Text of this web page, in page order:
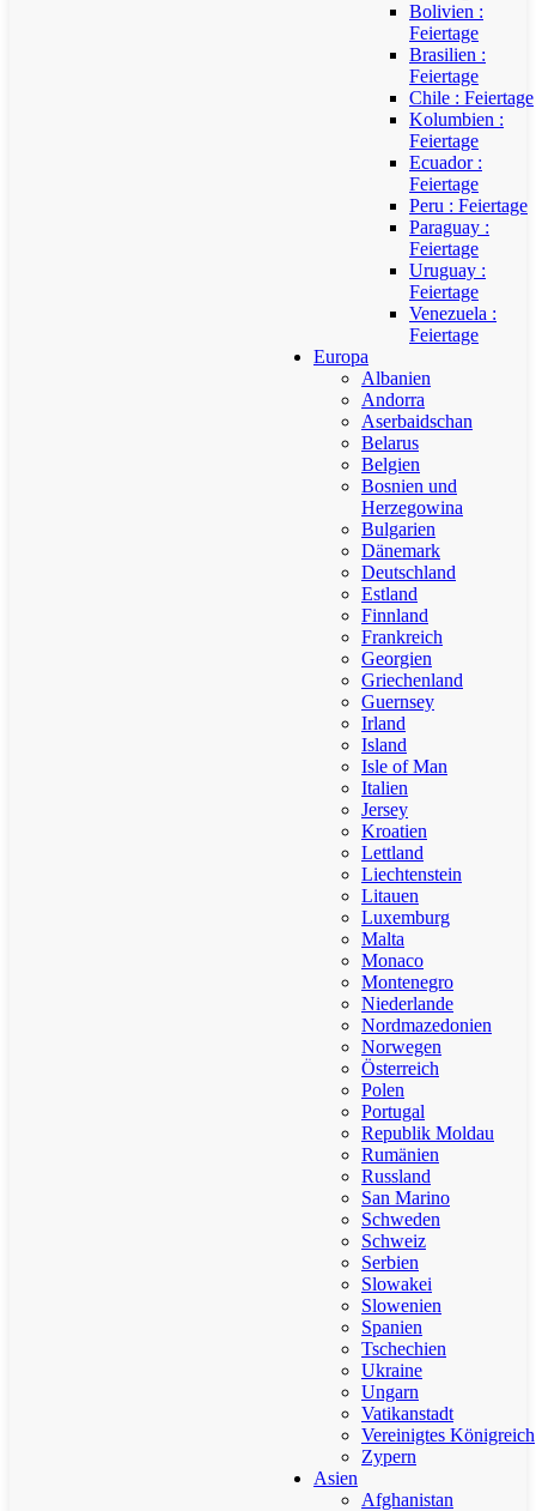
Bolivien :
Feiertage
Brasilien :
Feiertage
Chile : Feiertage
Kolumbien :
Feiertage
Ecuador :
Feiertage
Peru : Feiertage
Paraguay :
Feiertage
Uruguay :
Feiertage
Venezuela :
Feiertage
Europa
Albanien
Andorra
Aserbaidschan
Belarus
Belgien
Bosnien und
Herzegowina
Bulgarien
Dänemark
Deutschland
Estland
Finnland
Frankreich
Georgien
Griechenland
Guernsey
Irland
Island
Isle of Man
Italien
Jersey
Kroatien
Lettland
Liechtenstein
Litauen
Luxemburg
Malta
Monaco
Montenegro
Niederlande
Nordmazedonien
Norwegen
Österreich
Polen
Portugal
Republik Moldau
Rumänien
Russland
San Marino
Schweden
Schweiz
Serbien
Slowakei
Slowenien
Spanien
Tschechien
Ukraine
Ungarn
Vatikanstadt
Vereinigtes Königreich
Zypern
Asien
Afghanistan